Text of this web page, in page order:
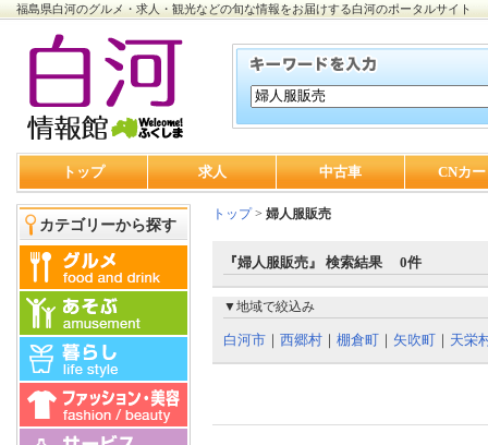
福島県白河のグルメ・求人・観光などの旬な情報をお届けする白河のポータルサイト
トップ 求人 中古車 CNカ
カテゴリーから探す
トップ> 婦人服販売
『婦人服販売』 検索結果 0件
▼地域で絞込み
白河市 ｜ 西郷村 ｜ 棚倉町 ｜ 矢吹町 ｜ 天栄